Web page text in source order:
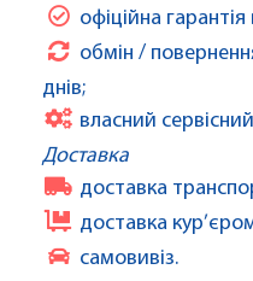
офіційна
обмін /
днів;
власний
Доставка
доставка
доставка
самовивіз.